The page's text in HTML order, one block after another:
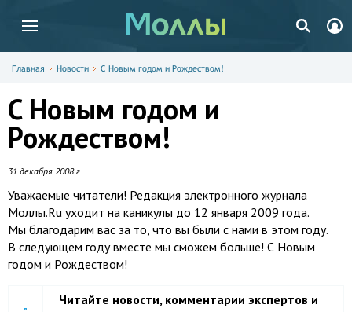
Главная Новости C Новым годом и Рождеством!
C Новым годом и
Рождеством!
31 декабря 2008 г.
Уважаемые читатели! Редакция электронного журнала
Моллы.Ru уходит на каникулы до 12 января 2009 года.
Мы благодарим вас за то, что вы были с нами в этом году.
В следующем году вместе мы сможем больше! С Новым
годом и Рождеством!
Читайте новости, комментарии экспертов и